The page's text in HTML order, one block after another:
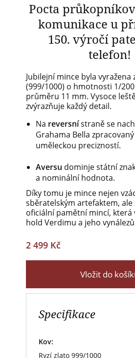
Pocta
komunikace u
150. výročí
telefon!
Jubilejní mince byla vyražena
(999/1000) o hmotnosti 1/
průměru 11 mm. Vysoce
zvýrazňuje každý detail.
Na reversnístraně se
Grahama Bella
uměleckou precizností.
Aversu dominje státní
a nominální hodnota.
Díky tomu je mince nejen
sběratelským artefaktem, ale
oficiální pamětní mincí, která
hold Verdimu a jeho
2 499 Kč
Vložit do
Specifikace
Kov:
Ryzí zlato 999/1000